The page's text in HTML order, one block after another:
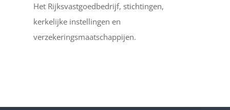
Het Rijksvastgoedbedrijf, stichtingen,
kerkelijke instellingen en
verzekeringsmaatschappijen.